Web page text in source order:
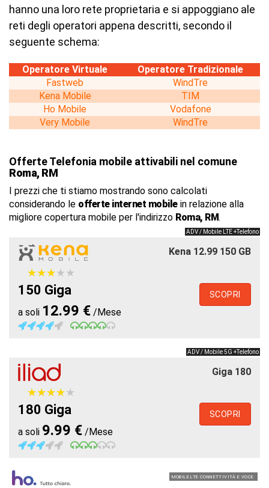
hanno una loro rete proprietaria e si appoggiano ale
reti degli operatori appena descritti, secondo il
seguente schema:
Operatore Virtuale
Operatore Tradizionale
Fastweb
WindTre
Kena Mobile
TIM
Ho Mobile
Vodafone
Very Mobile
WindTre
Offerte Telefonia mobile attivabili nel comune
Roma, RM
I prezzi che ti stiamo mostrando sono calcolati
considerando le offerte internet mobilein relazione alla
migliore copertura mobile per l'indirizzo Roma, RM.
ADV / Mobile LTE +Telefono
Kena 12.99 150 GB
★★★★★
★★★★★
150 Giga
a soli 12.99 € /Mese
SCOPRI
ADV / Mobile 5G +Telefono
Giga 180
★★★★★
★★★★★
180 Giga
a soli 9.99 € /Mese
SCOPRI
MOBILE LTE CONNETTIVITÀ E VOCE